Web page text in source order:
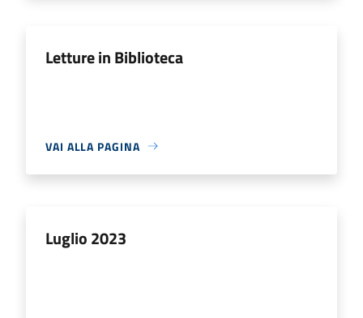
Letture in Biblioteca
VAI ALLA PAGINA
Luglio 2023